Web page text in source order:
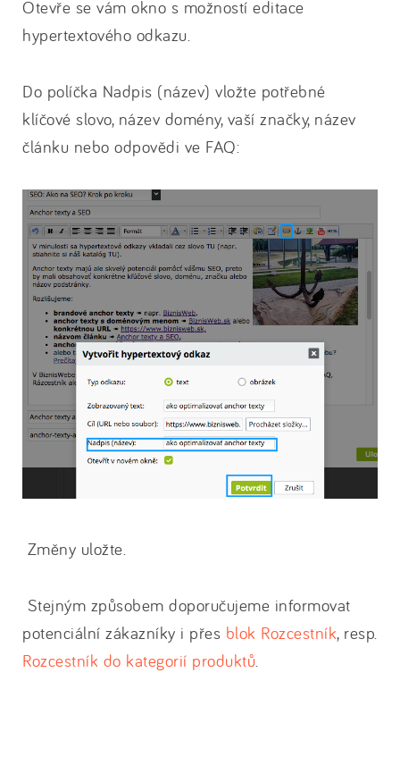
Otevře se vám okno s možností editace
hypertextového odkazu.
Do políčka Nadpis (název) vložte potřebné
klíčové slovo, název domény, vaší značky, název
článku nebo odpovědi ve FAQ:
Změny uložte.
Stejným způsobem doporučujeme informovat
potenciální zákazníky i přes blok Rozcestník, resp.
Rozcestník do kategorií produktů.